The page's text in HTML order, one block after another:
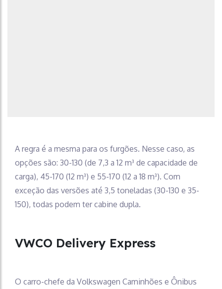
A regra é a mesma para os furgões. Nesse caso, as
opções são: 30-130 (de 7,3 a 12 m³ de capacidade de
carga), 45-170 (12 m³) e 55-170 (12 a 18 m³). Com
exceção das versões até 3,5 toneladas (30-130 e 35-
150), todas podem ter cabine dupla.
VWCO Delivery Express
O carro-chefe da Volkswagen Caminhões e Ônibus